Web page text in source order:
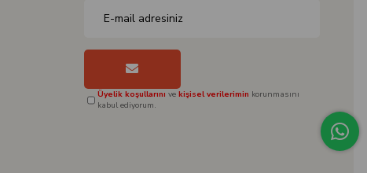
Üyelik koşullarını vekişisel verilerimin korunmasını
kabul ediyorum.